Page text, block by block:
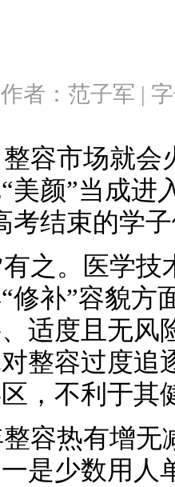
作者：范子军 |
容市场就会
美颜”当成进
考结束的学
之。医学技
修补”容貌方
适度且无风
整容过度追
，不利于其
容热有增
是少数用人